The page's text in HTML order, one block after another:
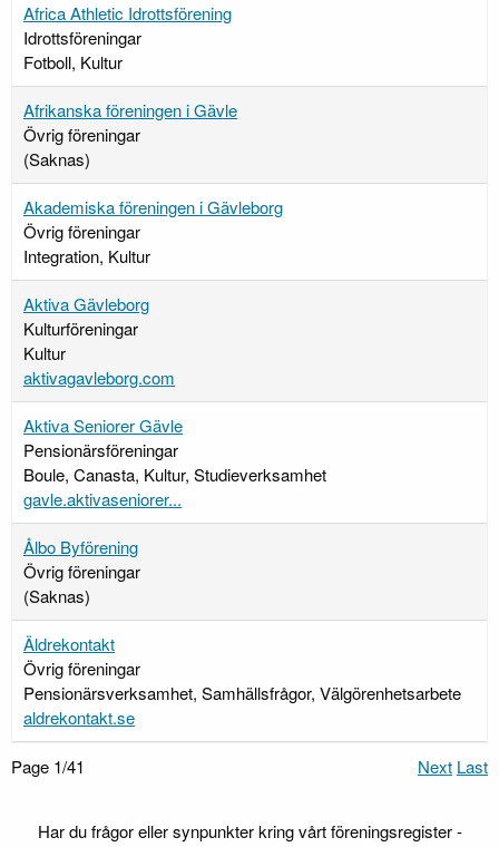
Africa Athletic Idrottsförening
Idrottsföreningar
Fotboll, Kultur
Afrikanska föreningen i Gävle
Övrig föreningar
(Saknas)
Akademiska föreningen i Gävleborg
Övrig föreningar
Integration, Kultur
Aktiva Gävleborg
Kulturföreningar
Kultur
aktivagavleborg.com
Aktiva Seniorer Gävle
Pensionärsföreningar
Boule, Canasta, Kultur, Studieverksamhet
gavle.aktivaseniorer...
Ålbo Byförening
Övrig föreningar
(Saknas)
Äldrekontakt
Övrig föreningar
Pensionärsverksamhet, Samhällsfrågor, Välgörenhetsarbete
aldrekontakt.se
Page 1/41 Next Last
Har du frågor eller synpunkter kring vårt föreningsregister -